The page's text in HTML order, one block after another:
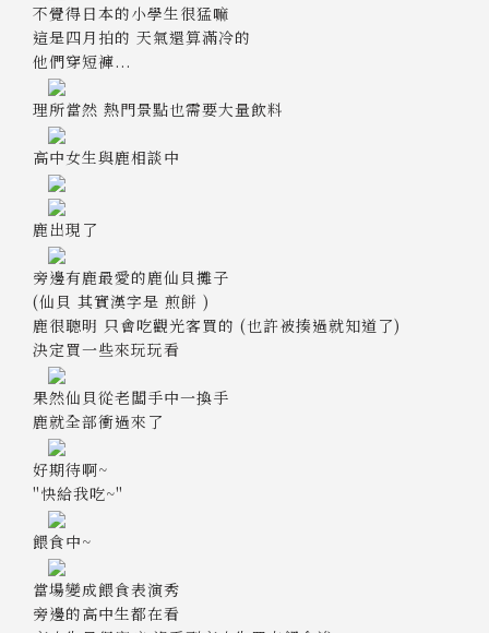
不覺得日本的小學生很猛嘛
這是四月拍的 天氣還算滿冷的
他們穿短褲...
理所當然 熱門景點也需要大量飲料
高中女生與鹿相談中
鹿出現了
旁邊有鹿最愛的鹿仙貝攤子
(仙貝 其實漢字是 煎餅 )
鹿很聰明 只會吃觀光客買的 (也許被揍過就知道了)
決定買一些來玩玩看
果然仙貝從老闆手中一換手
鹿就全部衝過來了
好期待啊~
"快給我吃~"
餵食中~
當場變成餵食表演秀
旁邊的高中生都在看